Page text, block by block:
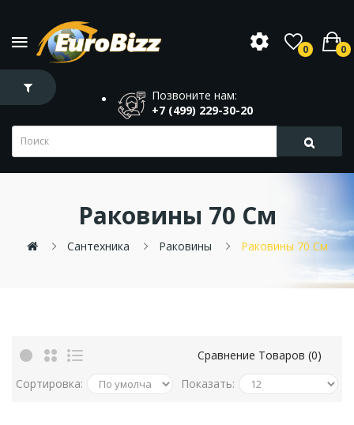
0 0
Позвоните нам:
+7 (499) 229-30-20
Раковины 70 См
Сантехника Раковины Раковины 70 См
Сравнение Товаров (0)
Сортировка:
Показать: